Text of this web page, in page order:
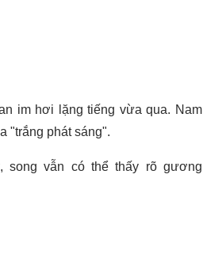
im hơi lặng tiếng vừa qua. Nam
"trắng phát sáng".
song vẫn có thể thấy rõ gương